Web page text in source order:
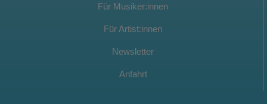
Für Musiker:innen
Für Artist:innen
Newsletter
Anfahrt